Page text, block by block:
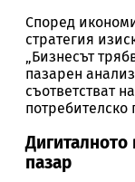
Според
стратегия
„Бизнесът
пазарен
съответстват
потребителско
Дигиталното
пазар